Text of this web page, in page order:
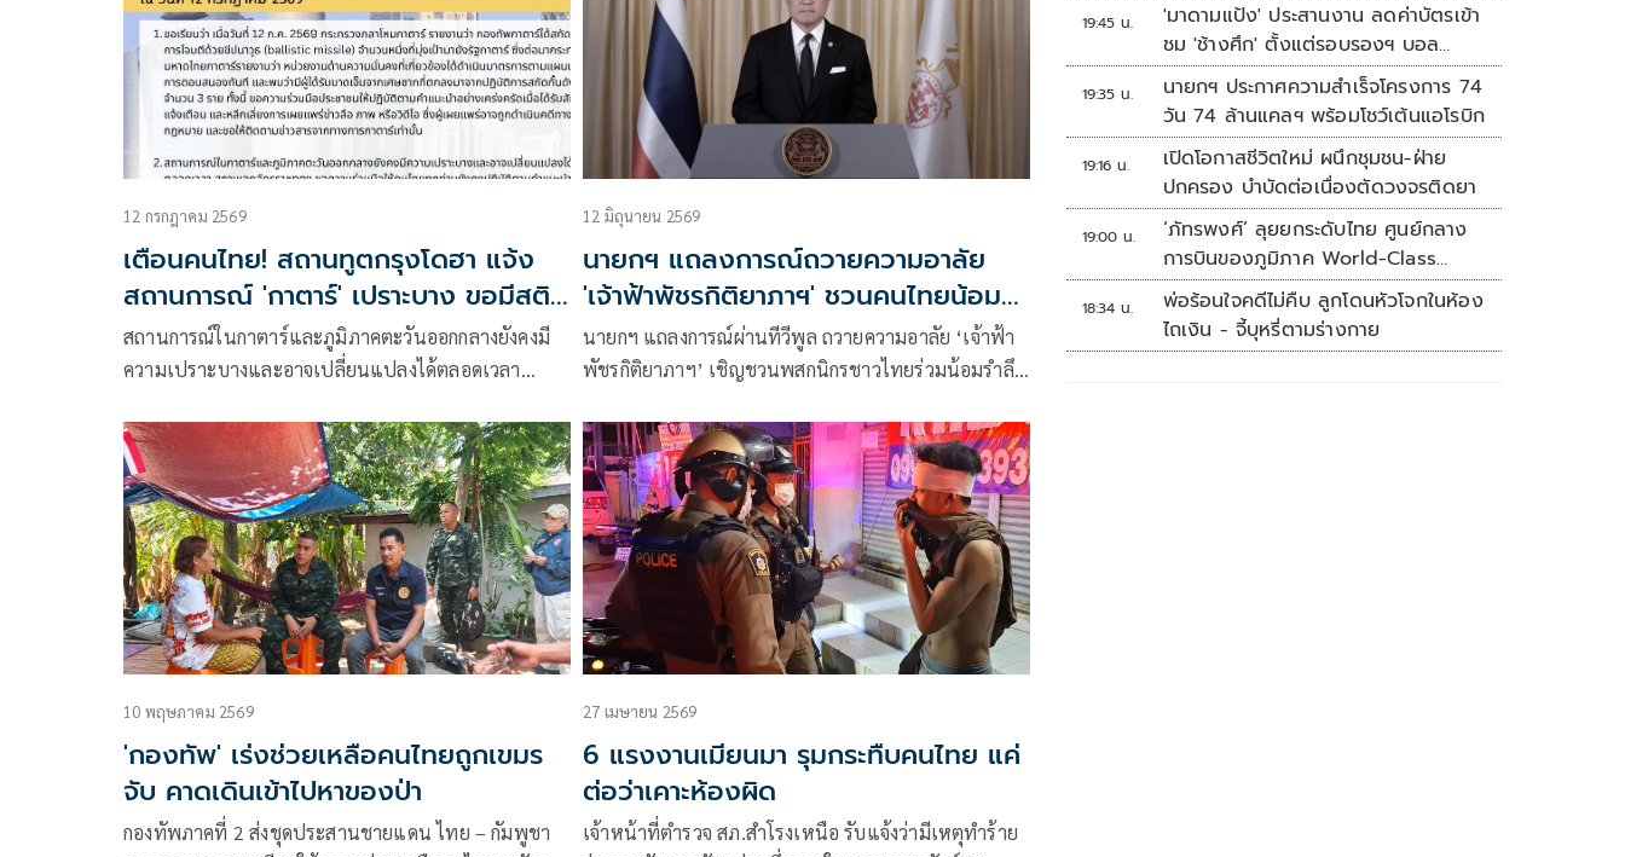
12 กรกฎาคม 2569
เตือนคนไทย! สถานทูตกรุงโดฮา แจ้ง
สถานการณ์ 'กาตาร์' เปราะบาง ขอมีสติ
หาที่กำบัง อยู่ในที่ปลอดภัย
สถานการณ์ในกาตาร์และภูมิภาคตะวันออกกลางยังคงมี
ความเปราะบางและอาจเปลี่ยนแปลงได้ตลอดเวลา
ยังคงปฏิบัติตามคำแนะนำของทางการกาตาร์
12 มิถุนายน 2569
นายกฯ แถลงการณ์ถวายความอาลัย
'เจ้าฟ้าพัชรกิติยาภาฯ' ชวนคนไทยน้อม
รำลึกพระกรุณาธิคุณ
นายกฯ แถลงการณ์ผ่านทีวีพูล ถวายความอาลัย ‘เจ้าฟ้า
พัชรกิติยาภาฯ’ เชิญชวนพสกนิกรชาวไทยร่วมน้อมรำลึก
10 พฤษภาคม 2569
'กองทัพ' เร่งช่วยเหลือคนไทยถูกเขมร
จับ คาดเดินเข้าไปหาของป่า
กองทัพภาคที่ 2 ส่งชุดประสานชายแดน ไทย – กัมพูชา
27 เมษายน 2569
6 แรงงานเมียนมา รุมกระทืบคนไทย แค่
ต่อว่าเคาะห้องผิด
เจ้าหน้าที่ตำรวจ สภ.สำโรงเหนือ รับแจ้งว่ามีเหตุทำร้าย
19:45 น.
'มาดามแป้ง' ประสานงาน ลดค่าบัตรเข้า
ชม 'ช้างศึก' ตั้งแต่รอบรองฯ บอล
อาเซียน
19:35 น.
นายกฯ ประกาศความสำเร็จโครงการ 74
วัน 74 ล้านแคลฯ พร้อมโชว์เต้นแอโรบิก
19:16 น.
เปิดโอกาสชีวิตใหม่ ผนึกชุมชน-ฝ่าย
ปกครอง บำบัดต่อเนื่องตัดวงจรติดยา
19:00 น.
‘ภัทรพงศ์’ ลุยยกระดับไทย ศูนย์กลาง
การบินของภูมิภาค World-Class
Aviation Hub | ห้องข่าวไทยโพสต์สุด
สัปดาห์
18:34 น.
พ่อร้อนใจคดีไม่คืบ ลูกโดนหัวโจกในห้อง
ไถเงิน - จี้บุหรี่ตามร่างกาย